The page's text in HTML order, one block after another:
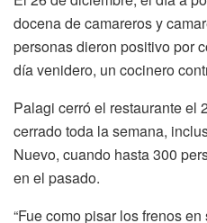
docena de camareros y
personas dieron positivo por
día venidero, un cocinero
Palagi cerró el restaurante el
cerrado toda la semana,
Nuevo, cuando hasta 300
en el pasado.
“Fue como pisar los frenos